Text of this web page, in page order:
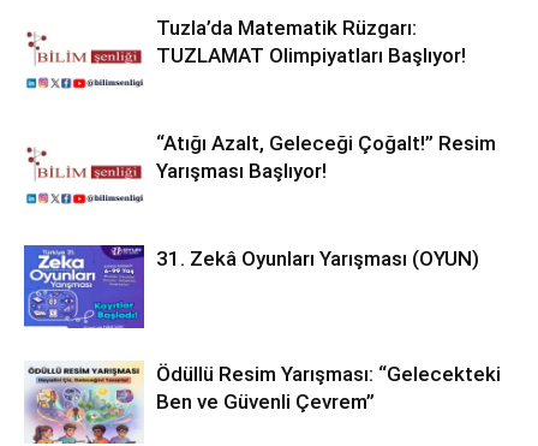
Tuzla’da Matematik Rüzgarı:
TUZLAMAT Olimpiyatları Başlıyor!
“Atığı Azalt, Geleceği Çoğalt!” Resim
Yarışması Başlıyor!
31. Zekâ Oyunları Yarışması (OYUN)
Ödüllü Resim Yarışması: “Gelecekteki
Ben ve Güvenli Çevrem”